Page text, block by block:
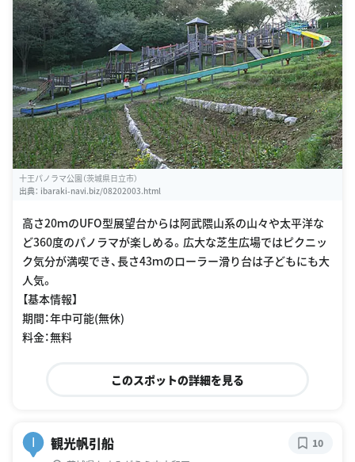
十王パノラマ公園（茨城県日立市）
出典： ibaraki-navi.biz/08202003.html
高さ20ｍのUFO型展望台からは阿武隈山系の山々や太平洋な
ど360度のパノラマが楽しめる。広大な芝生広場ではピクニッ
ク気分が満喫でき、長さ43ｍのローラー滑り台は子どもにも大
人気。
【基本情報】
期間：年中可能(無休)
料金：無料
このスポットの詳細を見る
I 観光帆引船 10